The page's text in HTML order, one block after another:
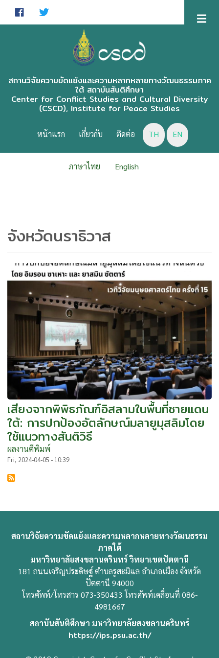
สถานวิจัยความขัดแย้งและความหลากหลายทางวัฒนธรรมภาค
ใต้ สถาบันสันติศึกษา
Center for Conflict Studies and Cultural Diversity
(CSCD), Institute for Peace Studies
หน้าแรก เกี่ยวกับ ติดต่อ TH EN
ภาษาไทย English
จังหวัดนราธิวาส
เสียงจากพิพิธภัณฑ์อิสลามในพื้นที่ชายแดน
ใต้: การปกป้องอัตลักษณ์มลายูมุสลิมโดย
ใช้แนวทางสันติวิธี
ผลงานตีพิมพ์
Fri, 2024-04-05 - 10:39
สถานวิจัยความขัดแย้งและความหลากหลายทางวัฒนธรรม
ภาคใต้
มหาวิทยาลัยสงขลานครินทร์ วิทยาเขตปัตตานี
181 ถนนเจริญประดิษฐ์ ตำบลรูสะมิแล อำเภอเมือง จังหวัด
ปัตตานี 94000
โทรศัพท์/โทรสาร 073-350433 โทรศัพท์เคลื่อนที่ 086-
4981667
สถาบันสันติศึกษา มหาวิทยาลัยสงขลานครินทร์
https://ips.psu.ac.th/